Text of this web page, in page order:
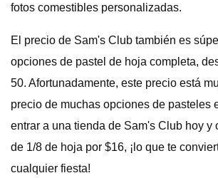
fotos comestibles personalizadas.
El precio de Sam's Club también es
opciones de pastel de hoja completa,
50. Afortunadamente, este precio está
precio de muchas opciones de pasteles
entrar a una tienda de Sam's Club hoy y
de 1/8 de hoja por $16, ¡lo que te
cualquier fiesta!